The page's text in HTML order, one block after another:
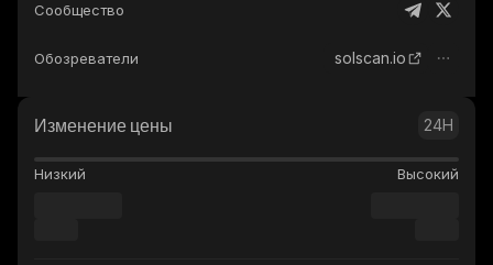
Сообщество
Обозреватели solscan.io
Изменение цены 24H
Низкий Высокий